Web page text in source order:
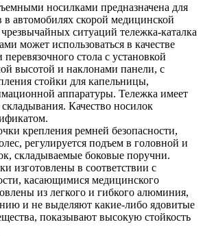
носилками предназначена для
в автомобилях скорой медицинской
ситуаций тележка-каталка
может использоваться в качестве
стола с установкой
высотой и наклонами панели, с
стойки для капельницы,
аппаратуры. Тележка имеет
Качество носилок
крепления ремней безопасности,
регулируется подъем в головной и
складываемые боковые поручни.
изготовлены в соответствии с
касающимися медицинского
из легкого и гибкого алюминия,
и не выделяют какие-либо ядовитые
показывают высокую стойкость